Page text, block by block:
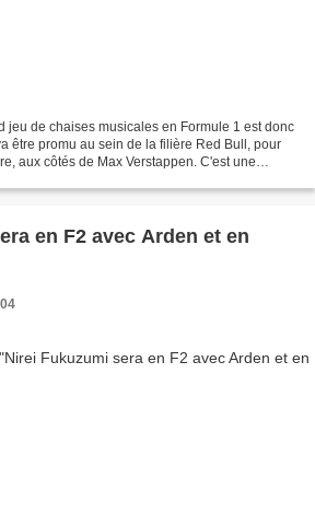
jeu de chaises musicales en Formule 1 est donc
être promu au sein de la filière Red Bull, pour
aux côtés de Max Verstappen. C'est une
en F2 avec Arden et en